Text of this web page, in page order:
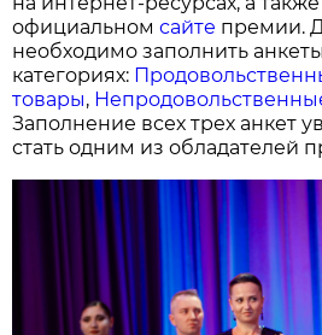
официальномсайте премии.
необходимо заполнить
категориях:
товары,
Заполнение всех трех анкет
стать одним из обладателей